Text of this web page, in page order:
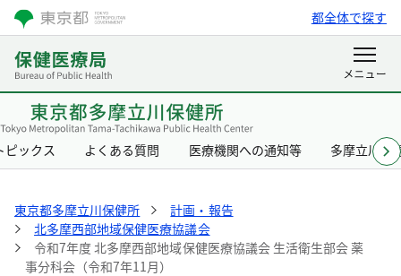
都全体で探す
ピックス よくある質問 医療機関への通知等 多摩立川保
東京都多摩立川保健所
計画・報告
北多摩西部地域保健医療協議会
令和7年度 北多摩西部地域保健医療協議会 生活衛生部会 薬
事分科会（令和7年11月）